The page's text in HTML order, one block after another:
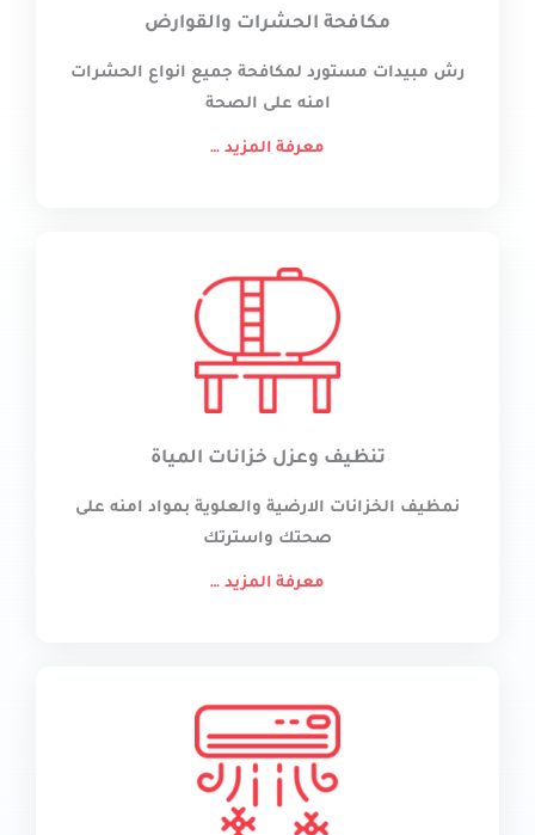
مكافحة الحشرات والقوارض
رش مبيدات مستورد لمكافحة جميع انواع الحشرات
امنه على الصحة
معرفة المزيد …
تنظيف وعزل خزانات المياة
نمظيف الخزانات الارضية والعلوية بمواد امنه على
صحتك واسترتك
معرفة المزيد …